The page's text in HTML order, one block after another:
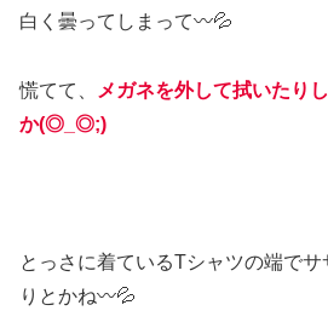
白く曇ってしまって〰💦
慌てて、
メガネを外して拭いたり
か(◎_◎;)
とっさに着ているTシャツの端で
りとかね〰💦